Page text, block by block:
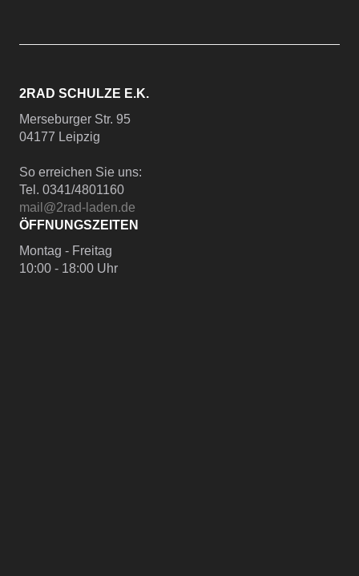
2RAD SCHULZE E.K.
Merseburger Str. 95
04177 Leipzig
So erreichen Sie uns:
Tel. 0341/4801160
mail@2rad-laden.de
ÖFFNUNGSZEITEN
Montag - Freitag
10:00 - 18:00 Uhr